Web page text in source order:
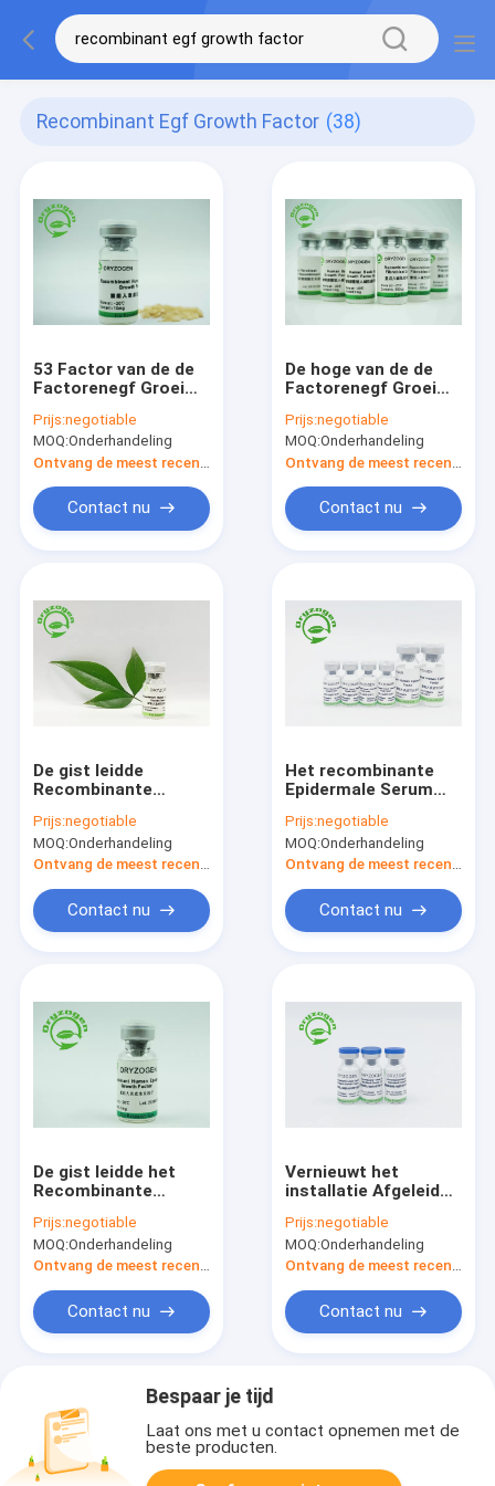
Recombinant Egf Growth Factor (38)
53 Factor van de de
Factorenegf Groei
aminozuren6.3kd de
Recombinante
Epidermale die Groei
met
Mannitolstabilisator
wordt gevriesdroogd
Prijs:negotiable
MOQ:Onderhandeling
Contact nu
De hoge van de de
Factorenegf Groei
Recombinante
Menselijke
Epidermale Groei
Bepaalde sds-PAGINA
van de de
Factoren98%
Prijs:negotiable
MOQ:Onderhandeling
Contact nu
De gist leidde
Recombinante
Groeifactor voor het
Gladmaken van
Rimpel af
Prijs:negotiable
MOQ:Onderhandeling
Contact nu
Het recombinante
Epidermale Serum
Groeifactor voor
Skincare
Prijs:negotiable
MOQ:Onderhandeling
Contact nu
De gist leidde het
Recombinante
Dier van de
Groeifactoren EGF
vriesdroogde Poeder
Prijs:negotiable
MOQ:Onderhandeling
Ontvang de meest recente Prijs
Contact nu
Vernieuwt het
installatie Afgeleide
Poeder van de de
Groeifactor bFGF
voor Bevorderende
Prijs:negotiable
MOQ:Onderhandeling
Ontvang de meest recente Prijs
Contact nu
Bespaar je tijd
Laat ons met u contact opnemen met de
beste producten.